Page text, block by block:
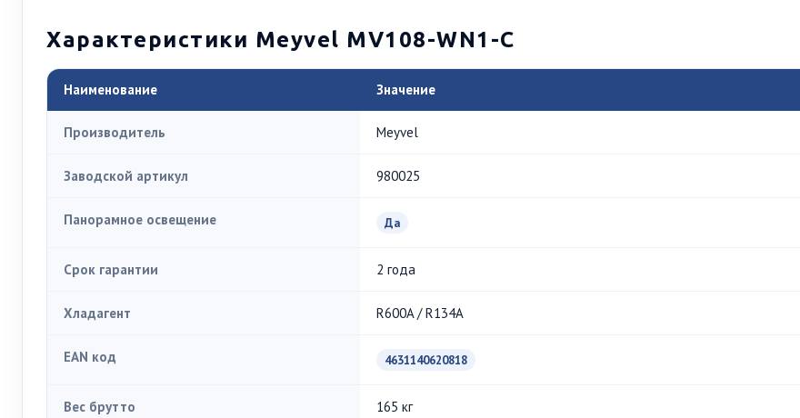
Характеристики Meyvel MV108-WN1-C
Наименование Значение
Производитель Meyvel
Заводской артикул 980025
Панорамное освещение Да
Срок гарантии 2 года
Хладагент R600A / R134A
EAN код 4631140620818
Вес брутто 165 кг